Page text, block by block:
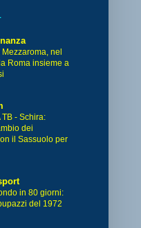
nel
Roma insieme a
TB - Schira:
dei
il Sassuolo per
in 80 giorni:
del 1972